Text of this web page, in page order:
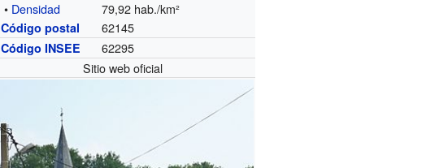
• Densidad 79,92 hab./km²
Código postal 62145
Código INSEE
62295
Sitio web oficial